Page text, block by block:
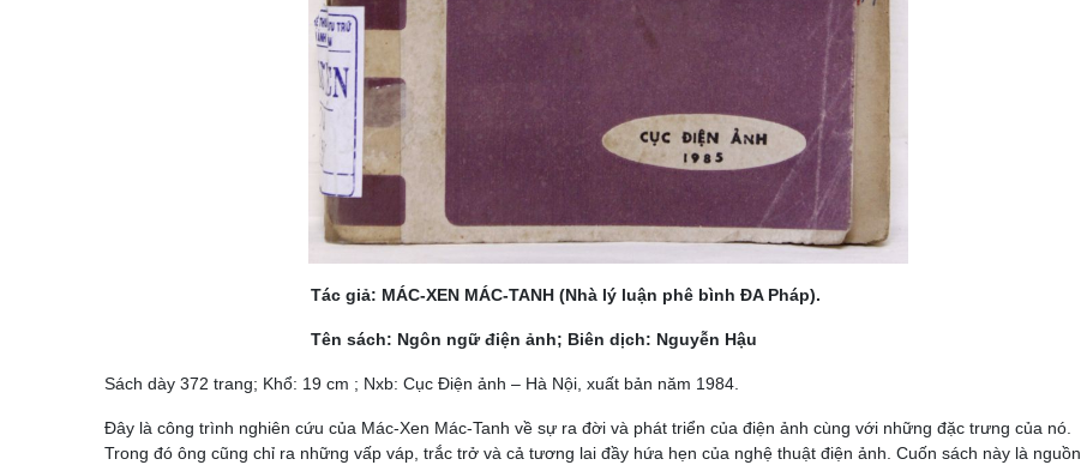
Tác giả: MÁC-XEN MÁC-TANH (Nhà lý luận phê bình ĐA Pháp).
Tên sách: Ngôn ngữ điện ảnh; Biên dịch: Nguyễn Hậu
Sách dày 372 trang; Khổ: 19 cm ; Nxb: Cục Điện ảnh – Hà Nội, xuất bản năm 1984.
Đây là công trình nghiên cứu của Mác-Xen Mác-Tanh về sự ra đời và phát triển của điện ảnh cùng với những đặc trưng của nó.
Trong đó ông cũng chỉ ra những vấp váp, trắc trở và cả tương lai đầy hứa hẹn của nghệ thuật điện ảnh. Cuốn sách này là nguồn